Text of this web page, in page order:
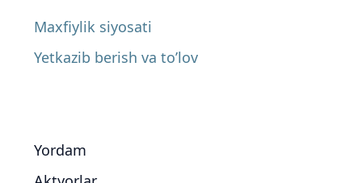
Maxfiylik siyosati
Yetkazib berish va to’lov
Yordam